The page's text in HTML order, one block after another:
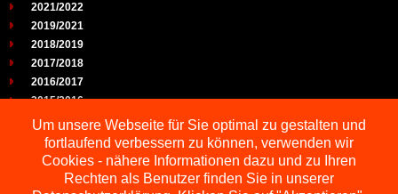
2021/2022
2019/2021
2018/2019
2017/2018
2016/2017
2015/2016
2014/2015
2013/2014
2012/2013
2011/2012
Um unsere Webseite für Sie optimal zu gestalten und
fortlaufend verbessern zu können, verwenden wir
Cookies - nähere Informationen dazu und zu Ihren
Rechten als Benutzer finden Sie in unserer